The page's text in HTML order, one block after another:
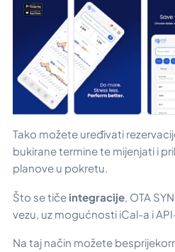
Tako možete uređivati
bukirane termine te mijenjati i
planove u pokretu.
Što se tiče integracije, OTA
vezu, uz mogućnosti iCal-a i
Na taj način možete